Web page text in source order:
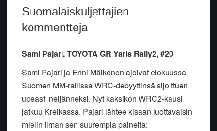
Suomalaiskuljettajien
kommentteja
Sami Pajari, TOYOTA GR Yaris Rally2, #20
Sami Pajari ja Enni Mälkönen ajoivat elokuussa
Suomen MM-rallissa WRC-debyyttinsä sijoittuen
upeasti neljänneksi. Nyt kaksikon WRC2-kausi
jatkuu Kreikassa. Pajari lähtee kisaan luottavaisin
mielin ilman sen suurempia paineita: